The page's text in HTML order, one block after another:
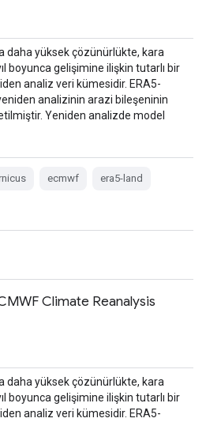
daha yüksek çözünürlükte, kara
boyunca gelişimine ilişkin tutarlı bir
analiz veri kümesidir. ERA5-
analizinin arazi bileşeninin
Yeniden analizde model
ecmwf era5-land
Climate Reanalysis
daha yüksek çözünürlükte, kara
boyunca gelişimine ilişkin tutarlı bir
analiz veri kümesidir. ERA5-